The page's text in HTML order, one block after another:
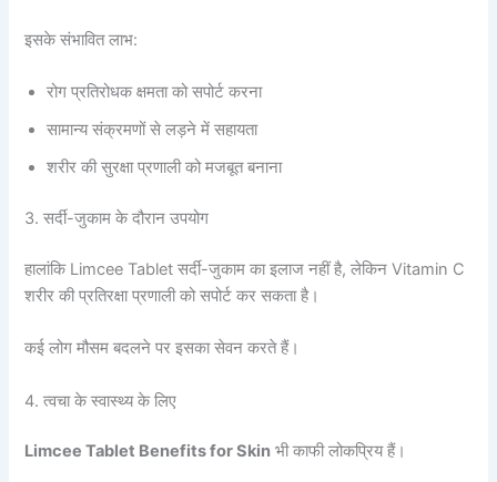
इसके संभावित लाभ:
रोग प्रतिरोधक क्षमता को सपोर्ट करना
सामान्य संक्रमणों से लड़ने में सहायता
शरीर की सुरक्षा प्रणाली को मजबूत बनाना
3. सर्दी-जुकाम के दौरान उपयोग
हालांकि Limcee Tablet सर्दी-जुकाम का इलाज नहीं है, लेकिन Vitamin C
शरीर की प्रतिरक्षा प्रणाली को सपोर्ट कर सकता है।
कई लोग मौसम बदलने पर इसका सेवन करते हैं।
4. त्वचा के स्वास्थ्य के लिए
Limcee Tablet Benefits for Skin भी काफी लोकप्रिय हैं।